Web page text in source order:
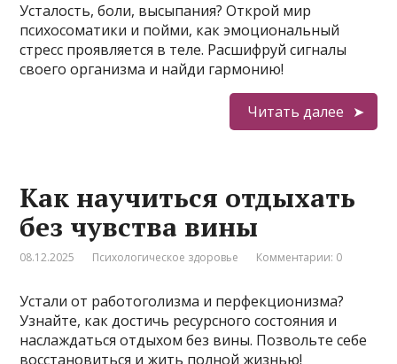
Усталость, боли, высыпания? Открой мир
психосоматики и пойми, как эмоциональный
стресс проявляется в теле. Расшифруй сигналы
своего организма и найди гармонию!
Читать далее
Как научиться отдыхать
без чувства вины
08.12.2025 Психологическое здоровье Комментарии: 0
Устали от работоголизма и перфекционизма?
Узнайте, как достичь ресурсного состояния и
наслаждаться отдыхом без вины. Позвольте себе
восстановиться и жить полной жизнью!